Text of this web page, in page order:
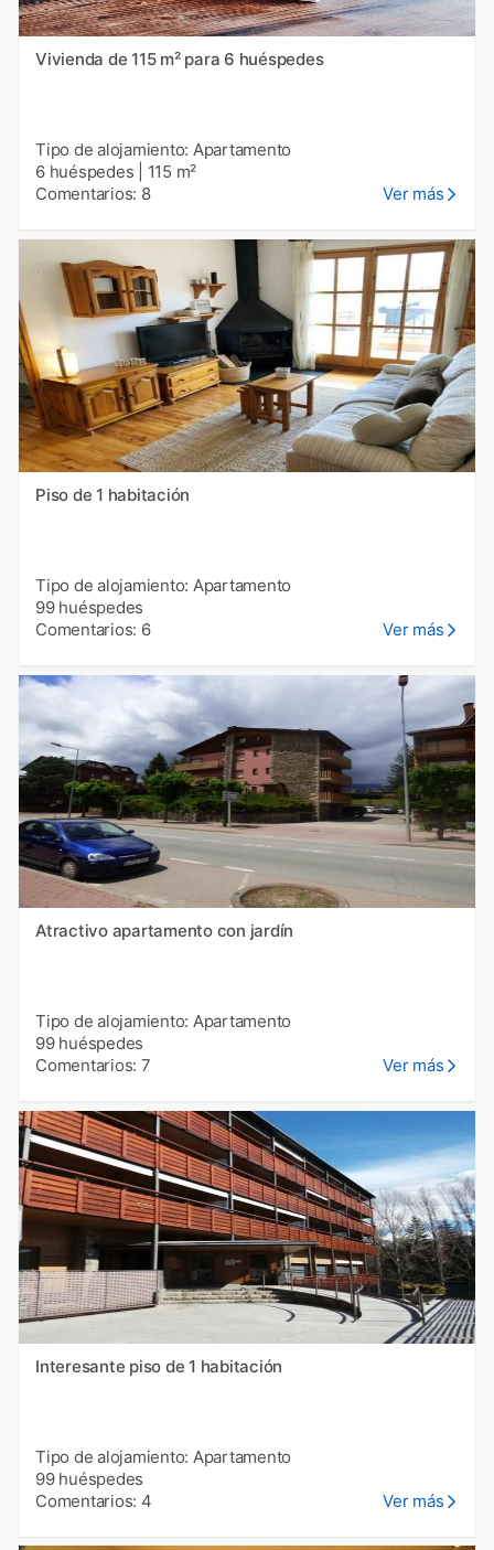
Vivienda de 115 m² para 6 huéspedes
Tipo de alojamiento: Apartamento
6 huéspedes
115 m²
Comentarios: 8
Ver más
Piso de 1 habitación
Tipo de alojamiento: Apartamento
99 huéspedes
Comentarios: 6
Ver más
Atractivo apartamento con jardín
Tipo de alojamiento: Apartamento
99 huéspedes
Comentarios: 7
Ver más
Interesante piso de 1 habitación
Tipo de alojamiento: Apartamento
99 huéspedes
Comentarios: 4
Ver más